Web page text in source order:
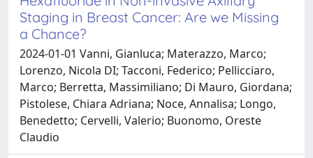
Staging in Breast Cancer: Are we Missing
a Chance?
2024-01-01 Vanni, Gianluca; Materazzo, Marco;
Lorenzo, Nicola DI; Tacconi, Federico; Pellicciaro,
Marco; Berretta, Massimiliano; Di Mauro, Giordana;
Pistolese, Chiara Adriana; Noce, Annalisa; Longo,
Benedetto; Cervelli, Valerio; Buonomo, Oreste
Claudio